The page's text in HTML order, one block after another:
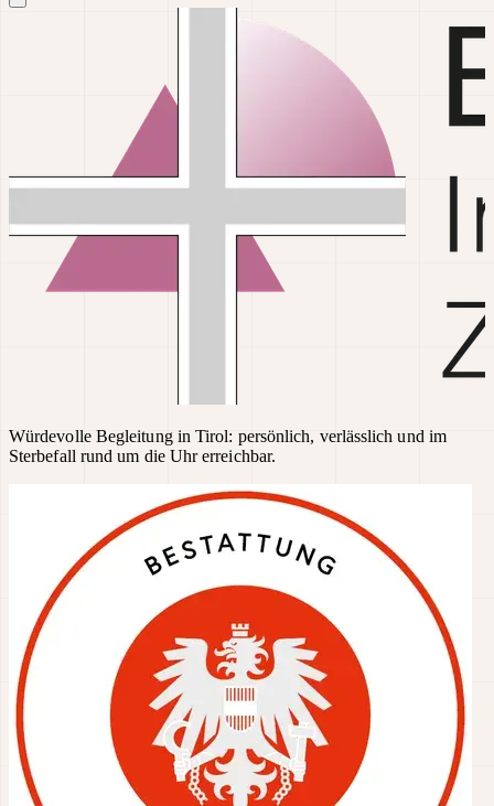
Würdevolle Begleitung in Tirol: persönlich, verlässlich und im
Sterbefall rund um die Uhr erreichbar.